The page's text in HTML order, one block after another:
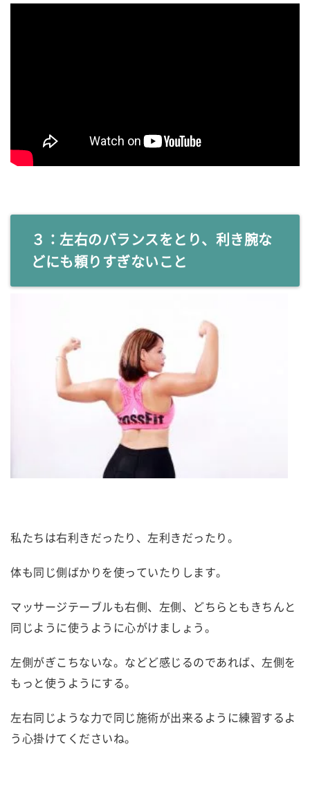
３：左右のバランスをとり、利き腕な
どにも頼りすぎないこと
私たちは右利きだったり、左利きだったり。
体も同じ側ばかりを使っていたりします。
マッサージテーブルも右側、左側、どちらともきちんと
同じように使うように心がけましょう。
左側がぎこちないな。などど感じるのであれば、左側を
もっと使うようにする。
左右同じような力で同じ施術が出来るように練習するよ
う心掛けてくださいね。